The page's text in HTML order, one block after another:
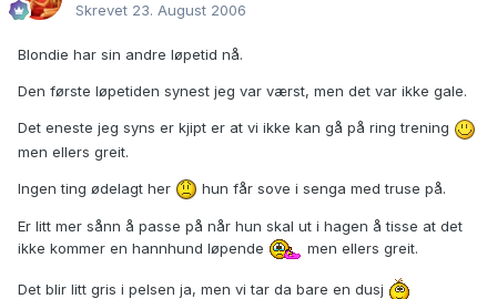
Skrevet 23. August 2006
Blondie har sin andre løpetid nå.
Den første løpetiden synest jeg var værst, men det var ikke gale.
Det eneste jeg syns er kjipt er at vi ikke kan gå på ring trening
men ellers greit.
Ingen ting ødelagt her hun får sove i senga med truse på.
Er litt mer sånn å passe på når hun skal ut i hagen å tisse at det
ikke kommer en hannhund løpende
men ellers greit.
Det blir litt gris i pelsen ja, men vi tar da bare en dusj